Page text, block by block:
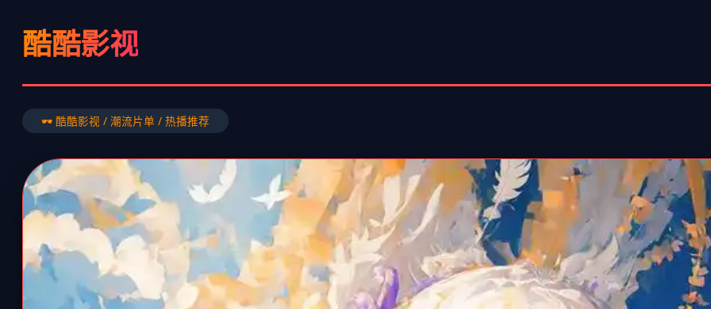
酷酷影视
🕶️ 酷酷影视 / 潮流片单 / 热播推荐